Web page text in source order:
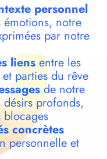
personnel
notre
par notre
liensentre les
parties du rêve
de notre
profonds,
blocages
concrètes
personnelle et